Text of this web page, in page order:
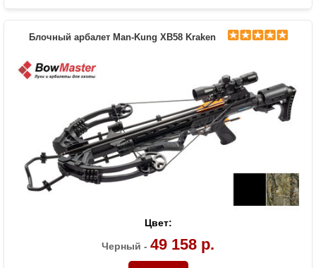
Размах плечей (см)
33
Комплектация
Воск, кивер на 4 стрелы, оптический
прицел 4*32, ремень, 4 карбоновые
стрелы 20 дюймов, ручной натяжитель,
ремень
Масса (кг)
4,6 снаряженный, 3,76 без аксессуаров
Назначение
Развлечение, охота
Особенности
Скорость стрелы на российских плечах
92 м/с. Конструкция булл-пап,
автоматический предохранитель, защита
от холостого выстрела, виброгасители,
во взведенном состоянии ширина плечей
Блочный арбалет Man-Kung XB58 Kraken
Цвет:
Черный - 49 158 р.